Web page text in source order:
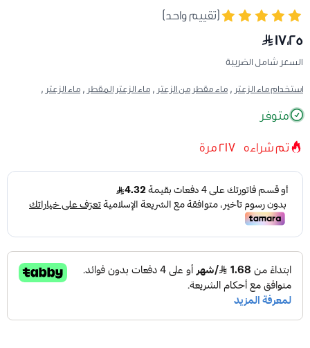
(تقييم واحد)
١٧٫٢٥
السعر شامل الضريبة
استخدام ماء الزعتر , ماء مقطر من الزعتر , ماء الزعتر المقطر , ماء الزعتر ,
متوفر
تم شراءه 217 مرة